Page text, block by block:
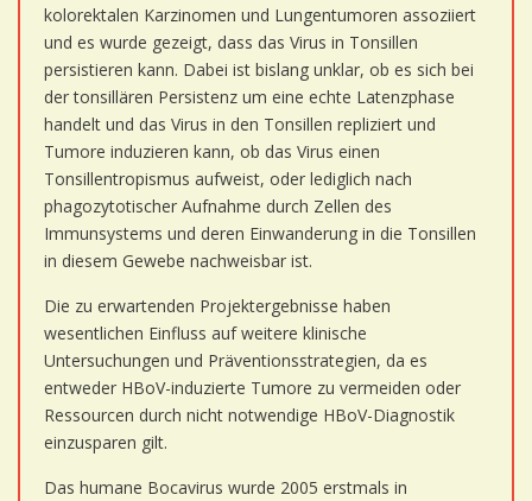
kolorektalen Karzinomen und Lungentumoren assoziiert
und es wurde gezeigt, dass das Virus in Tonsillen
persistieren kann. Dabei ist bislang unklar, ob es sich bei
der tonsillären Persistenz um eine echte Latenzphase
handelt und das Virus in den Tonsillen repliziert und
Tumore induzieren kann, ob das Virus einen
Tonsillentropismus aufweist, oder lediglich nach
phagozytotischer Aufnahme durch Zellen des
Immunsystems und deren Einwanderung in die Tonsillen
in diesem Gewebe nachweisbar ist.
Die zu erwartenden Projektergebnisse haben
wesentlichen Einfluss auf weitere klinische
Untersuchungen und Präventionsstrategien, da es
entweder HBoV-induzierte Tumore zu vermeiden oder
Ressourcen durch nicht notwendige HBoV-Diagnostik
einzusparen gilt.
Das humane Bocavirus wurde 2005 erstmals in